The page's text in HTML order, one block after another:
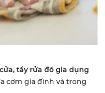
tẩy rửa đồ gia dụng
cơm gia đình và trong